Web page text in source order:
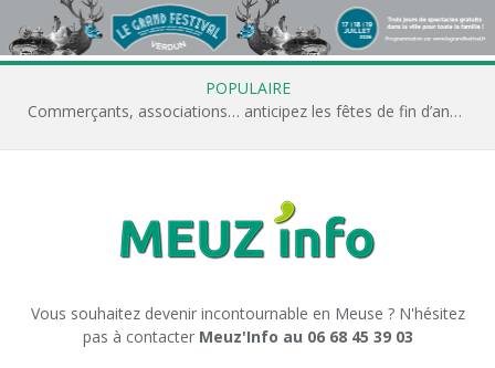
POPULAIRE
Commerçants, associations… anticipez les fêtes de fin d’année avec Meuz’Info
Vous souhaitez devenir incontournable en Meuse ? N'hésitez
pas à contacter Meuz'Info au 06 68 45 39 03